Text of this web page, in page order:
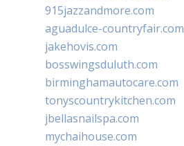
915jazzandmore.com
aguadulce-countryfair.com
jakehovis.com
bosswingsduluth.com
birminghamautocare.com
tonyscountrykitchen.com
jbellasnailspa.com
mychaihouse.com